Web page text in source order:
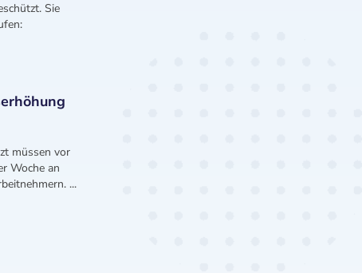
Sie
müssen vor
Woche an
...